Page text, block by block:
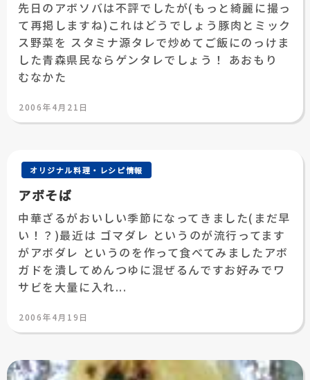
先日のアボソバは不評でしたが(もっと綺麗に撮っ
て再掲しますね)これはどうでしょう豚肉とミック
ス野菜を スタミナ源タレで炒めてご飯にのっけま
した青森県民ならゲンタレでしょう！ あおもり
むなかた
投
日:
2006年4月21日
オリジナル料理・レシピ情報
アボそば
中華ざるがおいしい季節になってきました(まだ早
い！？)最近は ゴマダレ というのが流行ってます
がアボダレ というのを作って食べてみましたアボ
ガドを潰してめんつゆに混ぜるんですお好みでワ
サビを大量に入れ...
投
日:
2006年4月19日